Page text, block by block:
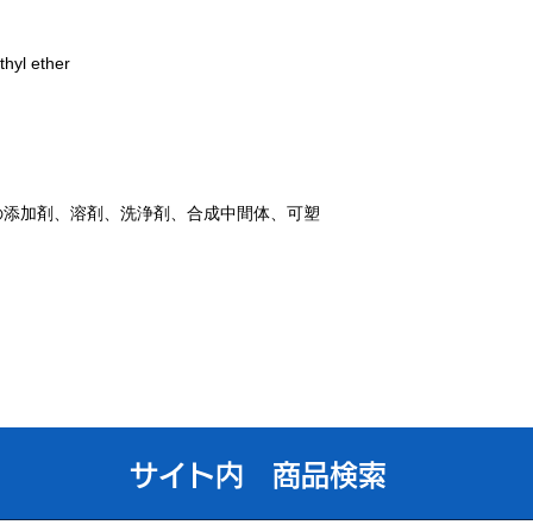
ether
加剤、溶剤、洗浄剤、合成中間体、可塑
​サイト内 商品検索